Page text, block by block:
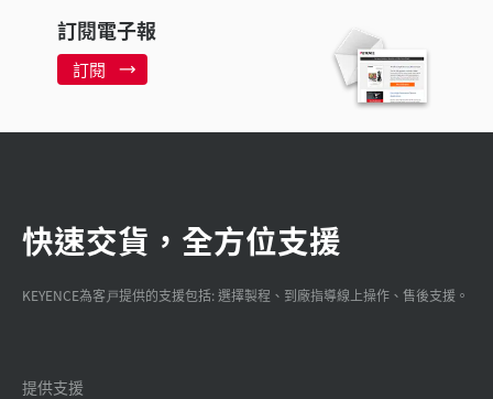
訂閱電子報
訂閱
快速交貨，全方位支援
KEYENCE為客戸提供的支援包括: 選擇製程、到廠指導線上操作、售後支援。
提供支援